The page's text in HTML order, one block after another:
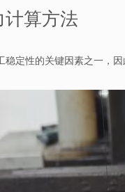
算方法
稳定性的关键因素之一，